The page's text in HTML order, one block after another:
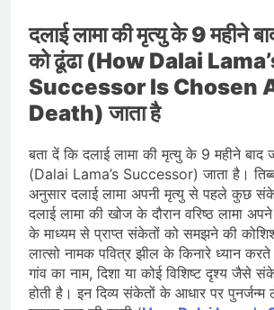
दलाई लामा की मृत्यु के 9 महीने
को ढूंढा (How Dalai
Successor Is Chosen
Death) जाता है
बता दें कि दलाई लामा की मृत्यु के 9 महीने बाद
(Dalai Lama’s Successor) जाता है।
अनुसार दलाई लामा अपनी मृत्यु से पहले कुछ
दलाई लामा की खोज के दौरान वरिष्ठ लामा
के माध्यम से प्राप्त संकेतों को समझने की
लात्सो नामक पवित्र झील के किनारे ध्यान
गांव का नाम, दिशा या कोई विशिष्ट दृश्य जैसे
होती है। इन दिव्य संकेतों के आधार पर